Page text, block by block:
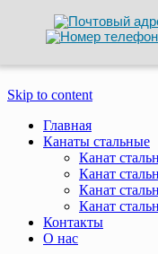
Skip to content
Главная
Канаты стальные
Канат
Канат
Канат
Канат
Контакты
О нас